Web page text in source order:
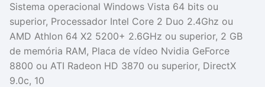
Sistema operacional Windows Vista 64 bits ou
superior, Processador Intel Core 2 Duo 2.4Ghz ou
AMD Athlon 64 X2 5200+ 2.6GHz ou superior, 2 GB
de memória RAM, Placa de vídeo Nvidia GeForce
8800 ou ATI Radeon HD 3870 ou superior, DirectX
9.0c, 10